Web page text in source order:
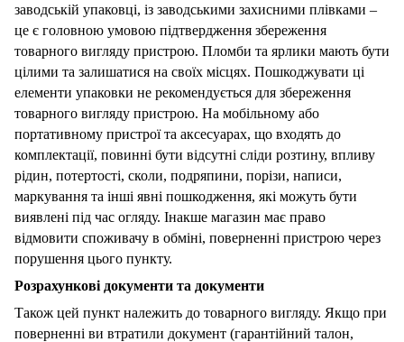
заводській упаковці, із заводськими захисними плівками –
це є головною умовою підтвердження збереження
товарного вигляду пристрою. Пломби та ярлики мають бути
цілими та залишатися на своїх місцях. Пошкоджувати ці
елементи упаковки не рекомендується для збереження
товарного вигляду пристрою. На мобільному або
портативному пристрої та аксесуарах, що входять до
комплектації, повинні бути відсутні сліди розтину, впливу
рідин, потертості, сколи, подряпини, порізи, написи,
маркування та інші явні пошкодження, які можуть бути
виявлені під час огляду. Інакше магазин має право
відмовити споживачу в обміні, поверненні пристрою через
порушення цього пункту.
Розрахункові документи та документи
Також цей пункт належить до товарного вигляду. Якщо при
поверненні ви втратили документ (гарантійний талон,